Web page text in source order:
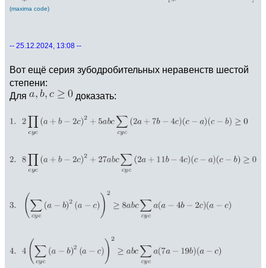
(maxima code)
-- 25.12.2024, 13:08 --
Вот ещё серия зубодробительных неравенств шестой
степени:
Для
доказать: